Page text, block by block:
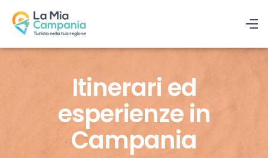
Itinerari ed
esperienze in
Campania